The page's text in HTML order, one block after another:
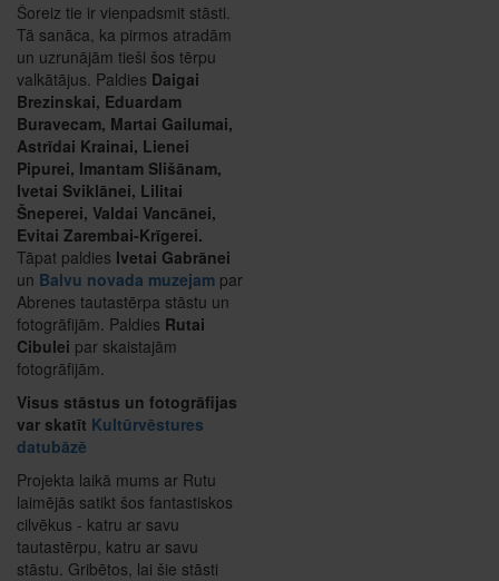
Šoreiz tie ir vienpadsmit stāsti.
Tā sanāca, ka pirmos atradām
un uzrunājām tieši šos tērpu
valkātājus. Paldies Daigai
Brezinskai, Eduardam
Buravecam, Martai Gailumai,
Astrīdai Krainai, Lienei
Pipurei, Imantam Slišānam,
Ivetai Sviklānei, Lilitai
Šneperei, Valdai Vancānei,
Evitai Zarembai-Krīgerei.
Tāpat paldies Ivetai Gabrānei
un Balvu novada muzejam par
Abrenes tautastērpa stāstu un
fotogrāfijām. Paldies Rutai
Cibulei par skaistajām
fotogrāfijām.
Visus stāstus un fotogrāfijas
var skatīt Kultūrvēstures
datubāzē
Projekta laikā mums ar Rutu
laimējās satikt šos fantastiskos
cilvēkus - katru ar savu
tautastērpu, katru ar savu
stāstu. Gribētos, lai šie stāsti